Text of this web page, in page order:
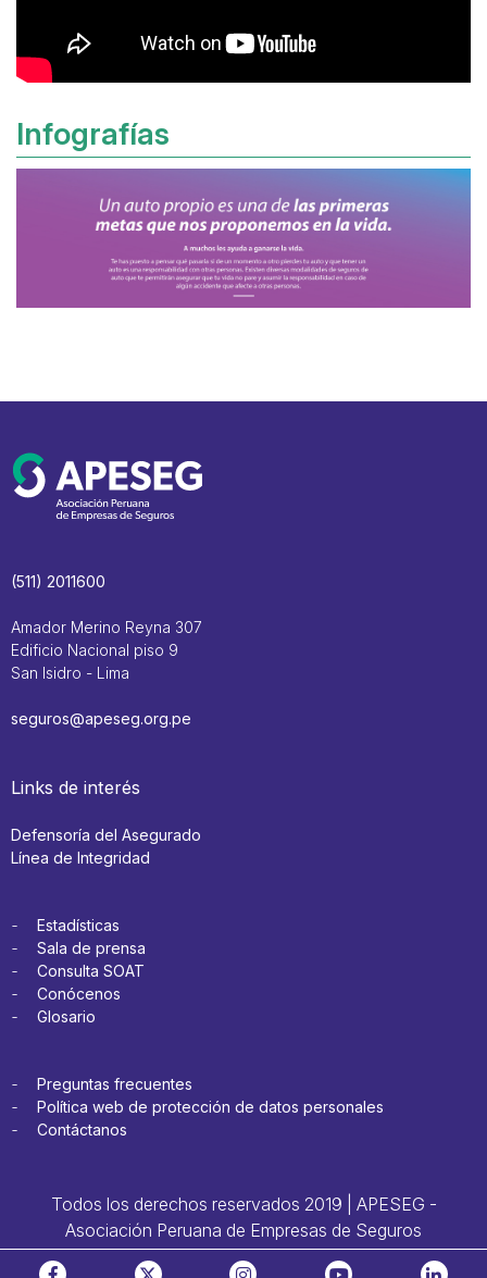
Infografías
(511) 2011600
Amador Merino Reyna 307
Edificio Nacional piso 9
San Isidro - Lima
seguros@apeseg.org.pe
Links de interés
Defensoría del Asegurado
Línea de Integridad
Estadísticas
Sala de prensa
Consulta SOAT
Conócenos
Glosario
Preguntas frecuentes
Política web de protección de datos personales
Contáctanos
Todos los derechos reservados 2019 | APESEG -
Asociación Peruana de Empresas de Seguros